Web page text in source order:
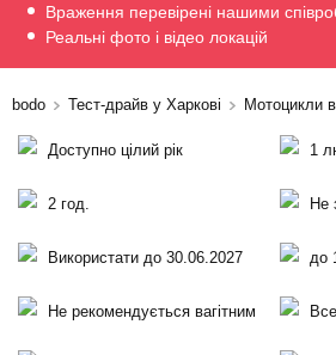
Враження перевірені нашими
Реальні фото і відео локацій
bodo Тест-драйв у Харкові Мотоцикли
Доступно цілий рік 1
2 год. Не
Використати до 30.06.2027 до
Не рекомендується вагітним